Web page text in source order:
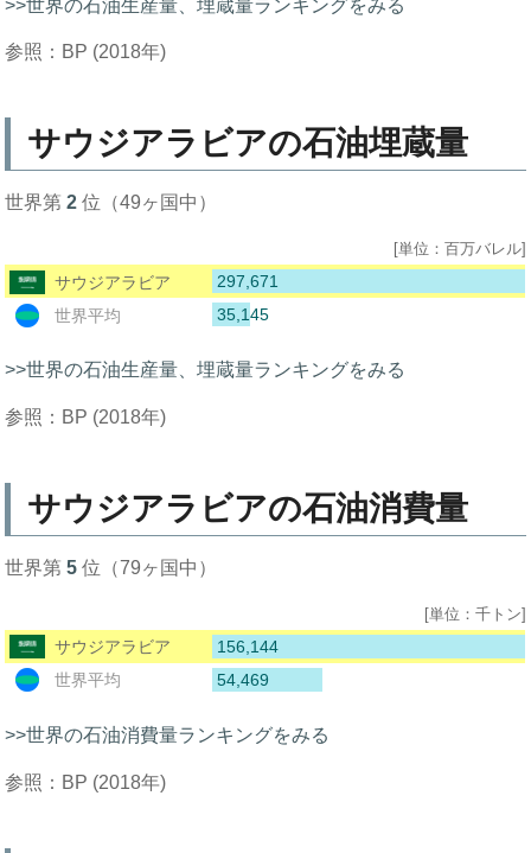
>>世界の石油生産量、埋蔵量ランキングをみる
参照：BP (2018年)
サウジアラビアの石油埋蔵量
世界第2 位（49ヶ国中）
[単位：百万バレル]
サウジアラビア
297,671
世界平均
35,145
>>世界の石油生産量、埋蔵量ランキングをみる
参照：BP (2018年)
サウジアラビアの石油消費量
世界第5 位（79ヶ国中）
[単位：千トン]
サウジアラビア
156,144
世界平均
54,469
>>世界の石油消費量ランキングをみる
参照：BP (2018年)